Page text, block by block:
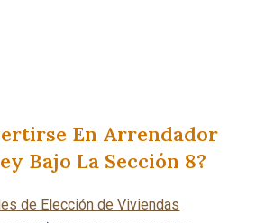
En Arrendador
Bajo La Sección 8?
de Elección de Viviendas